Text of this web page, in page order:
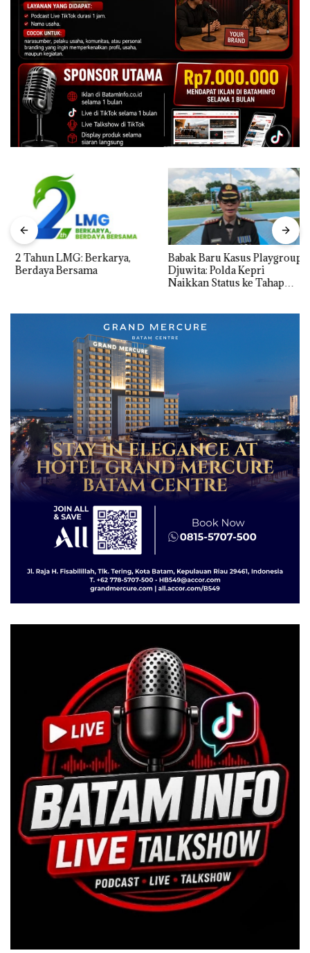
2 Tahun LMG: Berkarya,
Berdaya Bersama
Babak Baru Kasus Playgroup
Djuwita: Polda Kepri
Naikkan Status ke Tahap